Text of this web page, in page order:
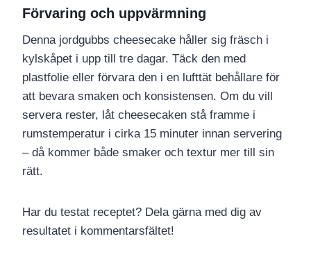
Förvaring och uppvärmning
Denna jordgubbs cheesecake håller sig fräsch i
kylskåpet i upp till tre dagar. Täck den med
plastfolie eller förvara den i en lufttät behållare för
att bevara smaken och konsistensen. Om du vill
servera rester, låt cheesecaken stå framme i
rumstemperatur i cirka 15 minuter innan servering
– då kommer både smaker och textur mer till sin
rätt.
Har du testat receptet? Dela gärna med dig av
resultatet i kommentarsfältet!